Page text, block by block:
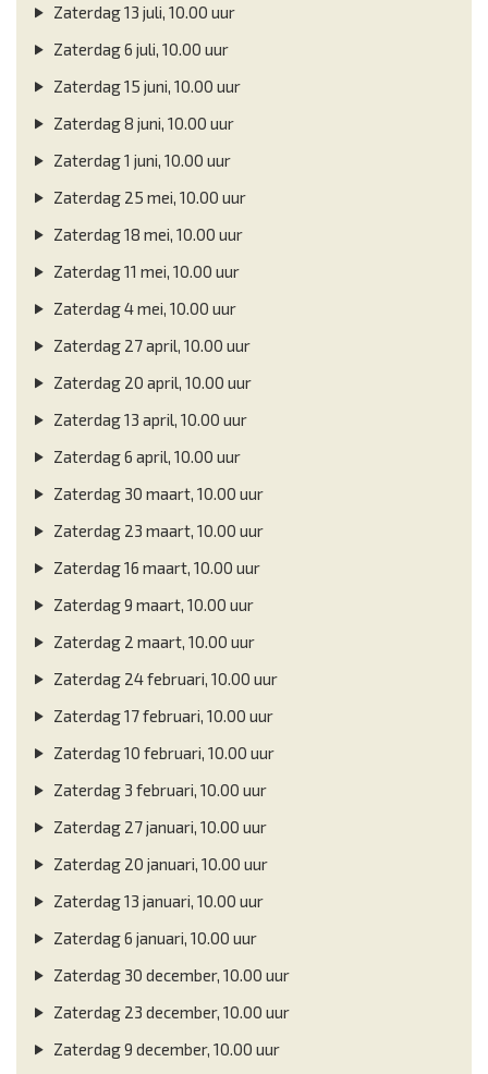
Zaterdag 13 juli, 10.00 uur
Zaterdag 6 juli, 10.00 uur
Zaterdag 15 juni, 10.00 uur
Zaterdag 8 juni, 10.00 uur
Zaterdag 1 juni, 10.00 uur
Zaterdag 25 mei, 10.00 uur
Zaterdag 18 mei, 10.00 uur
Zaterdag 11 mei, 10.00 uur
Zaterdag 4 mei, 10.00 uur
Zaterdag 27 april, 10.00 uur
Zaterdag 20 april, 10.00 uur
Zaterdag 13 april, 10.00 uur
Zaterdag 6 april, 10.00 uur
Zaterdag 30 maart, 10.00 uur
Zaterdag 23 maart, 10.00 uur
Zaterdag 16 maart, 10.00 uur
Zaterdag 9 maart, 10.00 uur
Zaterdag 2 maart, 10.00 uur
Zaterdag 24 februari, 10.00 uur
Zaterdag 17 februari, 10.00 uur
Zaterdag 10 februari, 10.00 uur
Zaterdag 3 februari, 10.00 uur
Zaterdag 27 januari, 10.00 uur
Zaterdag 20 januari, 10.00 uur
Zaterdag 13 januari, 10.00 uur
Zaterdag 6 januari, 10.00 uur
Zaterdag 30 december, 10.00 uur
Zaterdag 23 december, 10.00 uur
Zaterdag 9 december, 10.00 uur